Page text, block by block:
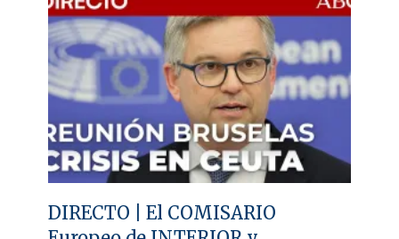
DIRECTO | El COMISARIO